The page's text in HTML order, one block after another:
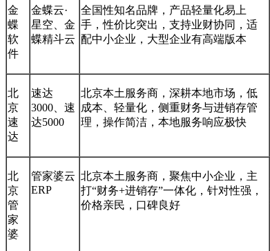
金
蝶
软
件
金蝶云·
星空、金
蝶精斗云
全国性知名品牌，产品轻量化易上
手，性价比突出，支持业财协同，适
配中小企业，大型企业有高端版本
北
京
速
达
速达
3000、速
达5000
北京本土服务商，深耕本地市场，低
成本、轻量化，侧重财务与进销存管
理，操作简洁，本地服务响应极快
北
京
管
家
婆
管家婆云
ERP
北京本土服务商，聚焦中小企业，主
打“财务+进销存”一体化，针对性强，
价格亲民，口碑良好